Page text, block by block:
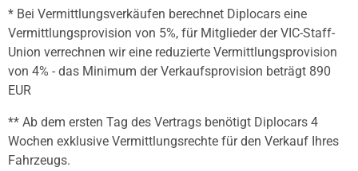
* Bei Vermittlungsverkäufen berechnet Diplocars eine
Vermittlungsprovision von 5%, für Mitglieder der VIC-Staff-
Union verrechnen wir eine reduzierte Vermittlungsprovision
von 4% - das Minimum der Verkaufsprovision beträgt 890
EUR
** Ab dem ersten Tag des Vertrags benötigt Diplocars 4
Wochen exklusive Vermittlungsrechte für den Verkauf Ihres
Fahrzeugs.